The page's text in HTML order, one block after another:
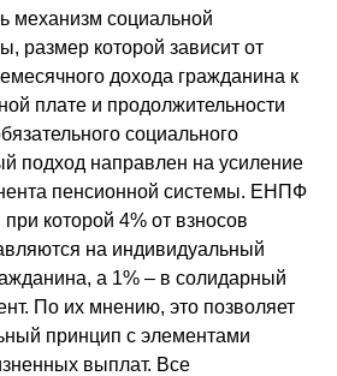
механизм социальной
размер которой зависит от
дохода гражданина к
плате и продолжительности
социального
подход направлен на усиление
пенсионной системы. ЕНПФ
которой 4% от взносов
на индивидуальный
а 1% – в солидарный
По их мнению, это позволяет
принцип с элементами
выплат. Все